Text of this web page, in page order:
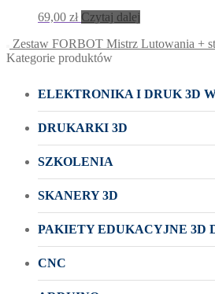
69,00 zł Czytaj dalej
Zestaw FORBOT Mistrz Lutowania +
Kategorie produktów
ELEKTRONIKA I DRUK 3D
DRUKARKI 3D
SZKOLENIA
SKANERY 3D
PAKIETY EDUKACYJNE 3D
CNC